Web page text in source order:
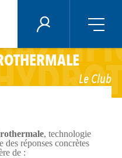
ÉNERGIE PLUS
Le Club
, technologie
des réponses concrètes
de :